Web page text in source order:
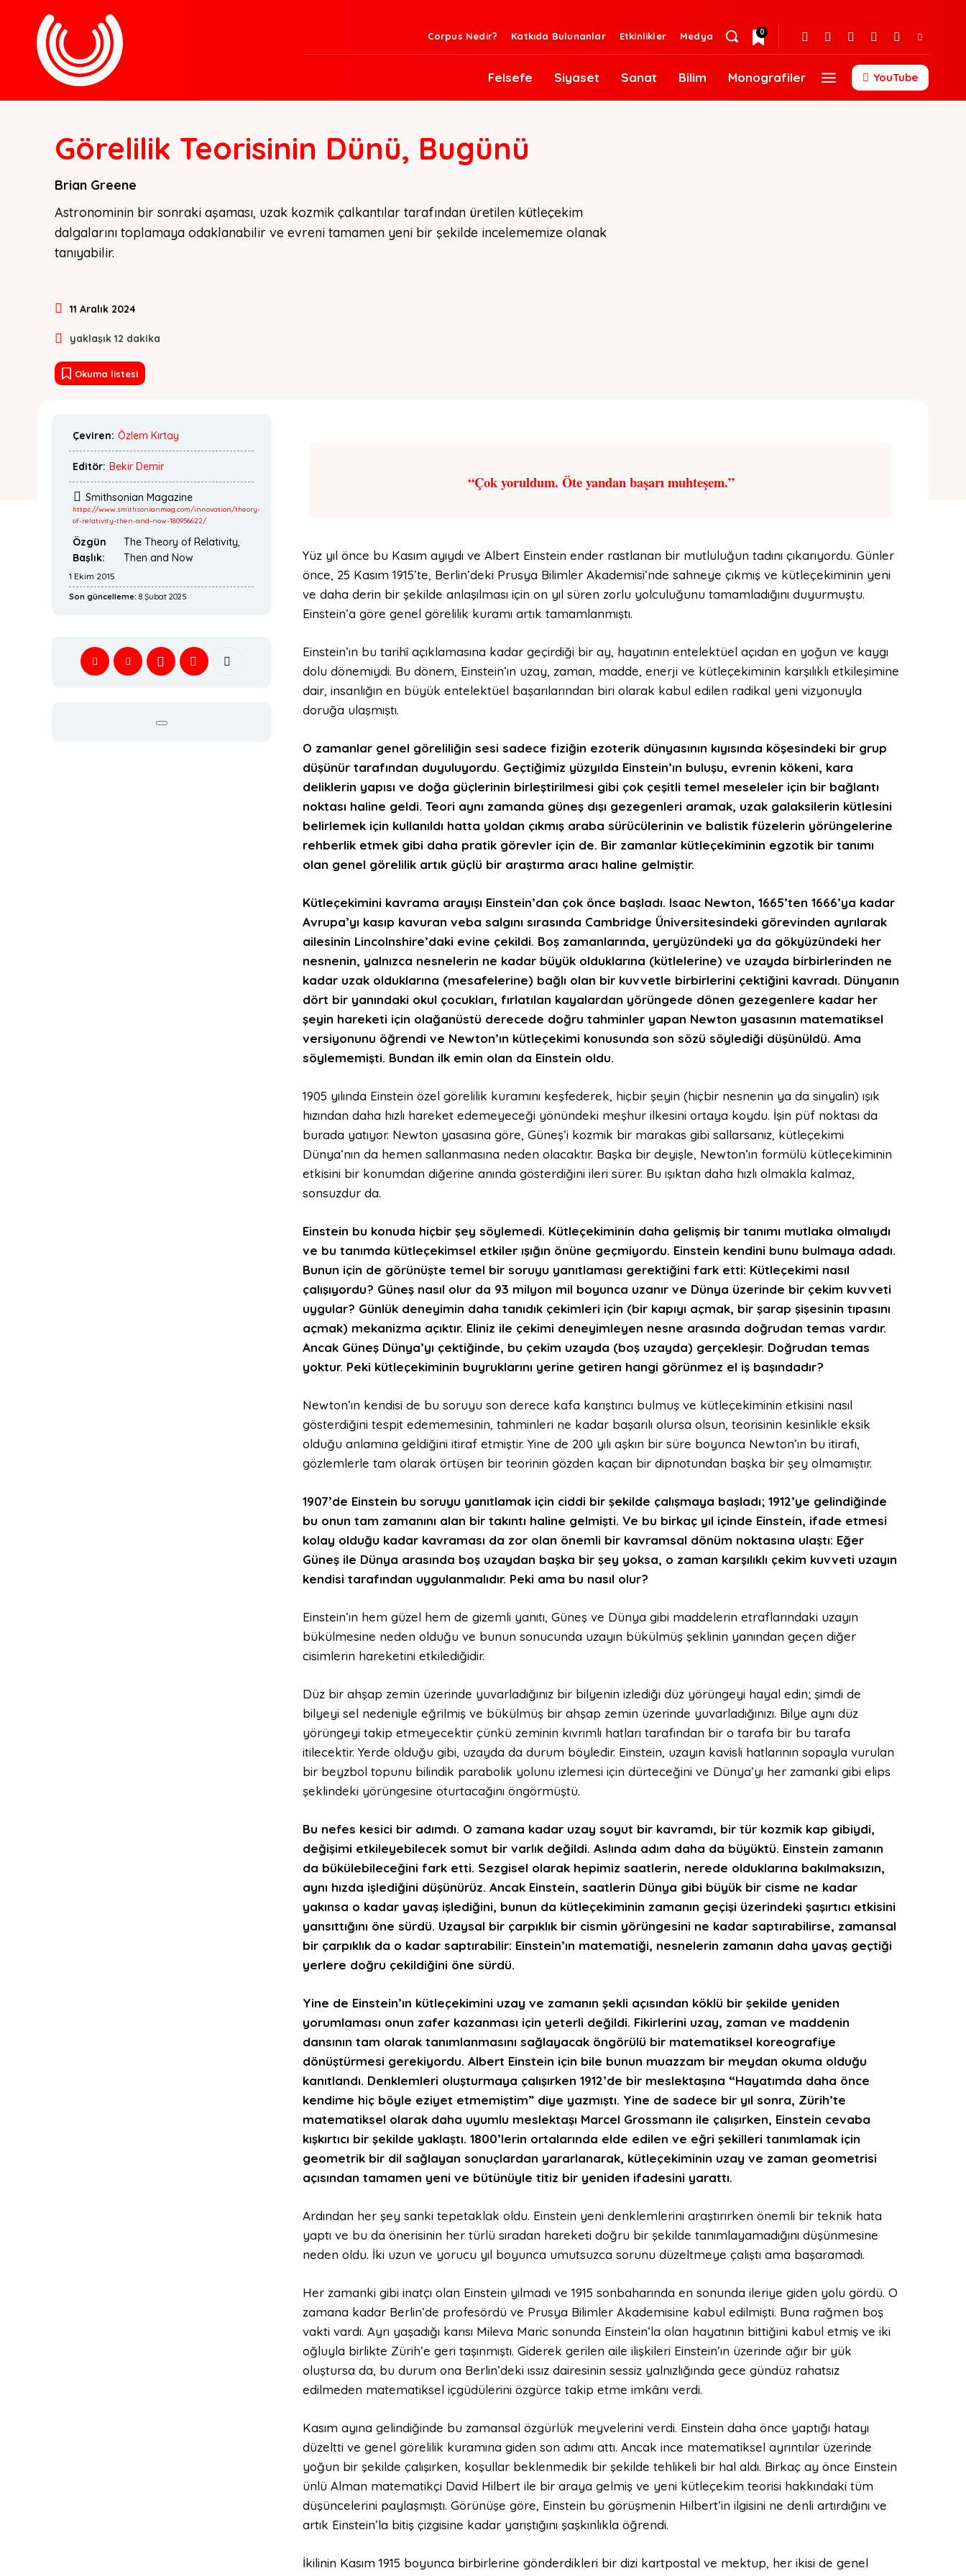
Corpus Nedir? Katkıda Bulunanlar Etkinlikler Medya 0
Felsefe Siyaset Sanat Bilim Monografiler YouTube
Görelilik Teorisinin Dünü, Bugünü
Brian Greene
Astronominin bir sonraki aşaması, uzak kozmik çalkantılar tarafından üretilen kütleçekim
dalgalarını toplamaya odaklanabilir ve evreni tamamen yeni bir şekilde incelememize olanak
tanıyabilir.
11 Aralık 2024
yaklaşık 12 dakika
Okuma listesi
Çeviren: Özlem Kırtay
Editör: Bekir Demir
Smithsonian Magazine
https://www.smithsonianmag.com/innovation/theory-
of-relativity-then-and-now-180956622/
Özgün
Başlık:
The Theory of Relativity,
Then and Now
1 Ekim 2015
Son güncelleme: 8 Şubat 2025
“Çok yoruldum. Öte yandan başarı muhteşem.”
Yüz yıl önce bu Kasım ayıydı ve Albert Einstein ender rastlanan bir mutluluğun tadını çıkarıyordu. Günler
önce, 25 Kasım 1915’te, Berlin’deki Prusya Bilimler Akademisi’nde sahneye çıkmış ve kütleçekiminin yeni
ve daha derin bir şekilde anlaşılması için on yıl süren zorlu yolculuğunu tamamladığını duyurmuştu.
Einstein’a göre genel görelilik kuramı artık tamamlanmıştı.
Einstein’ın bu tarihî açıklamasına kadar geçirdiği bir ay, hayatının entelektüel açıdan en yoğun ve kaygı
dolu dönemiydi. Bu dönem, Einstein’ın uzay, zaman, madde, enerji ve kütleçekiminin karşılıklı etkileşimine
dair, insanlığın en büyük entelektüel başarılarından biri olarak kabul edilen radikal yeni vizyonuyla
doruğa ulaşmıştı.
O zamanlar genel göreliliğin sesi sadece fiziğin ezoterik dünyasının kıyısında köşesindeki bir grup
düşünür tarafından duyuluyordu. Geçtiğimiz yüzyılda Einstein’ın buluşu, evrenin kökeni, kara
deliklerin yapısı ve doğa güçlerinin birleştirilmesi gibi çok çeşitli temel meseleler için bir bağlantı
noktası haline geldi. Teori aynı zamanda güneş dışı gezegenleri aramak, uzak galaksilerin kütlesini
belirlemek için kullanıldı hatta yoldan çıkmış araba sürücülerinin ve balistik füzelerin yörüngelerine
rehberlik etmek gibi daha pratik görevler için de. Bir zamanlar kütleçekiminin egzotik bir tanımı
olan genel görelilik artık güçlü bir araştırma aracı haline gelmiştir.
Kütleçekimini kavrama arayışı Einstein’dan çok önce başladı. Isaac Newton, 1665’ten 1666’ya kadar
Avrupa’yı kasıp kavuran veba salgını sırasında Cambridge Üniversitesindeki görevinden ayrılarak
ailesinin Lincolnshire’daki evine çekildi. Boş zamanlarında, yeryüzündeki ya da gökyüzündeki her
nesnenin, yalnızca nesnelerin ne kadar büyük olduklarına (kütlelerine) ve uzayda birbirlerinden ne
kadar uzak olduklarına (mesafelerine) bağlı olan bir kuvvetle birbirlerini çektiğini kavradı. Dünyanın
dört bir yanındaki okul çocukları, fırlatılan kayalardan yörüngede dönen gezegenlere kadar her
şeyin hareketi için olağanüstü derecede doğru tahminler yapan Newton yasasının matematiksel
versiyonunu öğrendi ve Newton’ın kütleçekimi konusunda son sözü söylediği düşünüldü. Ama
söylememişti. Bundan ilk emin olan da Einstein oldu.
1905 yılında Einstein özel görelilik kuramını keşfederek, hiçbir şeyin (hiçbir nesnenin ya da sinyalin) ışık
hızından daha hızlı hareket edemeyeceği yönündeki meşhur ilkesini ortaya koydu. İşin püf noktası da
burada yatıyor. Newton yasasına göre, Güneş’i kozmik bir marakas gibi sallarsanız, kütleçekimi
Dünya’nın da hemen sallanmasına neden olacaktır. Başka bir deyişle, Newton’ın formülü kütleçekiminin
etkisini bir konumdan diğerine anında gösterdiğini ileri sürer. Bu ışıktan daha hızlı olmakla kalmaz,
sonsuzdur da.
Einstein bu konuda hiçbir şey söylemedi. Kütleçekiminin daha gelişmiş bir tanımı mutlaka olmalıydı
ve bu tanımda kütleçekimsel etkiler ışığın önüne geçmiyordu. Einstein kendini bunu bulmaya adadı.
Bunun için de görünüşte temel bir soruyu yanıtlaması gerektiğini fark etti: Kütleçekimi nasıl
çalışıyordu? Güneş nasıl olur da 93 milyon mil boyunca uzanır ve Dünya üzerinde bir çekim kuvveti
uygular? Günlük deneyimin daha tanıdık çekimleri için (bir kapıyı açmak, bir şarap şişesinin tıpasını
açmak) mekanizma açıktır. Eliniz ile çekimi deneyimleyen nesne arasında doğrudan temas vardır.
Ancak Güneş Dünya’yı çektiğinde, bu çekim uzayda (boş uzayda) gerçekleşir. Doğrudan temas
yoktur. Peki kütleçekiminin buyruklarını yerine getiren hangi görünmez el iş başındadır?
Newton’ın kendisi de bu soruyu son derece kafa karıştırıcı bulmuş ve kütleçekiminin etkisini nasıl
gösterdiğini tespit edememesinin, tahminleri ne kadar başarılı olursa olsun, teorisinin kesinlikle eksik
olduğu anlamına geldiğini itiraf etmiştir. Yine de 200 yılı aşkın bir süre boyunca Newton’ın bu itirafı,
gözlemlerle tam olarak örtüşen bir teorinin gözden kaçan bir dipnotundan başka bir şey olmamıştır.
1907’de Einstein bu soruyu yanıtlamak için ciddi bir şekilde çalışmaya başladı; 1912’ye gelindiğinde
bu onun tam zamanını alan bir takıntı haline gelmişti. Ve bu birkaç yıl içinde Einstein, ifade etmesi
kolay olduğu kadar kavraması da zor olan önemli bir kavramsal dönüm noktasına ulaştı: Eğer
Güneş ile Dünya arasında boş uzaydan başka bir şey yoksa, o zaman karşılıklı çekim kuvveti uzayın
kendisi tarafından uygulanmalıdır. Peki ama bu nasıl olur?
Einstein’ın hem güzel hem de gizemli yanıtı, Güneş ve Dünya gibi maddelerin etraflarındaki uzayın
bükülmesine neden olduğu ve bunun sonucunda uzayın bükülmüş şeklinin yanından geçen diğer
cisimlerin hareketini etkilediğidir.
Düz bir ahşap zemin üzerinde yuvarladığınız bir bilyenin izlediği düz yörüngeyi hayal edin; şimdi de
bilyeyi sel nedeniyle eğrilmiş ve bükülmüş bir ahşap zemin üzerinde yuvarladığınızı. Bilye aynı düz
yörüngeyi takip etmeyecektir çünkü zeminin kıvrımlı hatları tarafından bir o tarafa bir bu tarafa
itilecektir. Yerde olduğu gibi, uzayda da durum böyledir. Einstein, uzayın kavisli hatlarının sopayla vurulan
bir beyzbol topunu bilindik parabolik yolunu izlemesi için dürteceğini ve Dünya’yı her zamanki gibi elips
şeklindeki yörüngesine oturtacağını öngörmüştü.
Bu nefes kesici bir adımdı. O zamana kadar uzay soyut bir kavramdı, bir tür kozmik kap gibiydi,
değişimi etkileyebilecek somut bir varlık değildi. Aslında adım daha da büyüktü. Einstein zamanın
da bükülebileceğini fark etti. Sezgisel olarak hepimiz saatlerin, nerede olduklarına bakılmaksızın,
aynı hızda işlediğini düşünürüz. Ancak Einstein, saatlerin Dünya gibi büyük bir cisme ne kadar
yakınsa o kadar yavaş işlediğini, bunun da kütleçekiminin zamanın geçişi üzerindeki şaşırtıcı etkisini
yansıttığını öne sürdü. Uzaysal bir çarpıklık bir cismin yörüngesini ne kadar saptırabilirse, zamansal
bir çarpıklık da o kadar saptırabilir: Einstein’ın matematiği, nesnelerin zamanın daha yavaş geçtiği
yerlere doğru çekildiğini öne sürdü.
Yine de Einstein’ın kütleçekimini uzay ve zamanın şekli açısından köklü bir şekilde yeniden
yorumlaması onun zafer kazanması için yeterli değildi. Fikirlerini uzay, zaman ve maddenin
dansının tam olarak tanımlanmasını sağlayacak öngörülü bir matematiksel koreografiye
dönüştürmesi gerekiyordu. Albert Einstein için bile bunun muazzam bir meydan okuma olduğu
kanıtlandı. Denklemleri oluşturmaya çalışırken 1912’de bir meslektaşına “Hayatımda daha önce
kendime hiç böyle eziyet etmemiştim” diye yazmıştı. Yine de sadece bir yıl sonra, Zürih’te
matematiksel olarak daha uyumlu meslektaşı Marcel Grossmann ile çalışırken, Einstein cevaba
kışkırtıcı bir şekilde yaklaştı. 1800’lerin ortalarında elde edilen ve eğri şekilleri tanımlamak için
geometrik bir dil sağlayan sonuçlardan yararlanarak, kütleçekiminin uzay ve zaman geometrisi
açısından tamamen yeni ve bütünüyle titiz bir yeniden ifadesini yarattı.
Ardından her şey sanki tepetaklak oldu. Einstein yeni denklemlerini araştırırken önemli bir teknik hata
yaptı ve bu da önerisinin her türlü sıradan hareketi doğru bir şekilde tanımlayamadığını düşünmesine
neden oldu. İki uzun ve yorucu yıl boyunca umutsuzca sorunu düzeltmeye çalıştı ama başaramadı.
Her zamanki gibi inatçı olan Einstein yılmadı ve 1915 sonbaharında en sonunda ileriye giden yolu gördü. O
zamana kadar Berlin’de profesördü ve Prusya Bilimler Akademisine kabul edilmişti. Buna rağmen boş
vakti vardı. Ayrı yaşadığı karısı Mileva Maric sonunda Einstein’la olan hayatının bittiğini kabul etmiş ve iki
oğluyla birlikte Zürih’e geri taşınmıştı. Giderek gerilen aile ilişkileri Einstein’ın üzerinde ağır bir yük
oluştursa da, bu durum ona Berlin’deki ıssız dairesinin sessiz yalnızlığında gece gündüz rahatsız
edilmeden matematiksel içgüdülerini özgürce takip etme imkânı verdi.
Kasım ayına gelindiğinde bu zamansal özgürlük meyvelerini verdi. Einstein daha önce yaptığı hatayı
düzeltti ve genel görelilik kuramına giden son adımı attı. Ancak ince matematiksel ayrıntılar üzerinde
yoğun bir şekilde çalışırken, koşullar beklenmedik bir şekilde tehlikeli bir hal aldı. Birkaç ay önce Einstein
ünlü Alman matematikçi David Hilbert ile bir araya gelmiş ve yeni kütleçekim teorisi hakkındaki tüm
düşüncelerini paylaşmıştı. Görünüşe göre, Einstein bu görüşmenin Hilbert’in ilgisini ne denli artırdığını ve
artık Einstein’la bitiş çizgisine kadar yarıştığını şaşkınlıkla öğrendi.
İkilinin Kasım 1915 boyunca birbirlerine gönderdikleri bir dizi kartpostal ve mektup, her ikisi de genel